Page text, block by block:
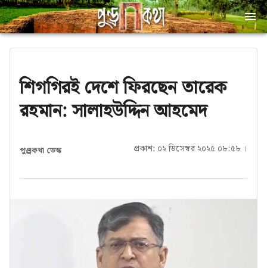
শিগগিরই দেশে ফিরছেন তারেক
রহমান: সালাহউদ্দিন আহমেদ
পুণ্ড্রকথা ডেস্ক প্রকাশ: ০২ ডিসেম্বর ২০২৫ ০৮:৫৮ ।